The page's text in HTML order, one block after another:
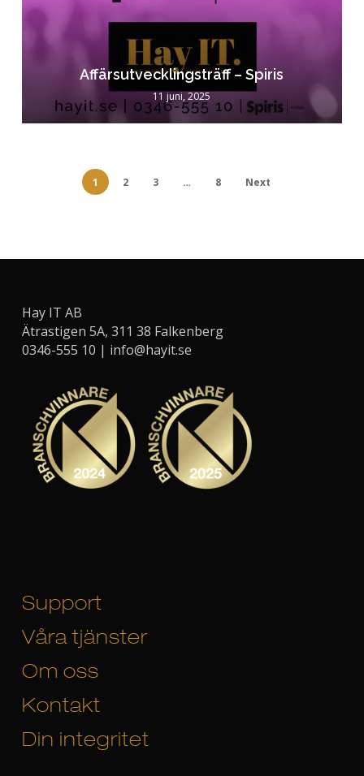
Affärsutvecklingsträff – Spiris
11 juni, 2025
1 2 3 … 8 Next
Hay IT AB
Ätrastigen 5A, 311 38 Falkenberg
0346-555 10 | info@hayit.se
Support
Våra tjänster
Om oss
Kontakt
Din integritet